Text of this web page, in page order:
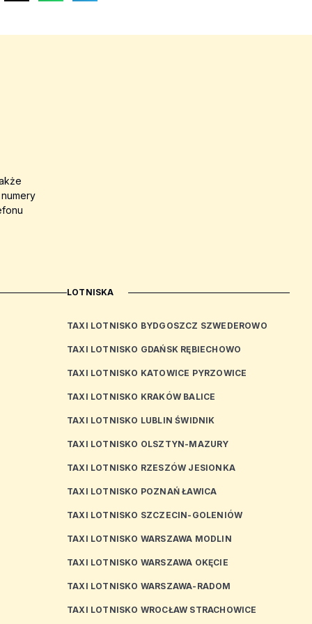
LOTNISKA
TAXI LOTNISKO BYDGOSZCZ SZWEDEROWO
TAXI LOTNISKO GDAŃSK RĘBIECHOWO
TAXI LOTNISKO KATOWICE PYRZOWICE
TAXI LOTNISKO KRAKÓW BALICE
TAXI LOTNISKO LUBLIN ŚWIDNIK
TAXI LOTNISKO OLSZTYN-MAZURY
TAXI LOTNISKO RZESZÓW JESIONKA
TAXI LOTNISKO POZNAŃ ŁAWICA
TAXI LOTNISKO SZCZECIN-GOLENIÓW
TAXI LOTNISKO WARSZAWA MODLIN
TAXI LOTNISKO WARSZAWA OKĘCIE
TAXI LOTNISKO WARSZAWA-RADOM
TAXI LOTNISKO WROCŁAW STRACHOWICE